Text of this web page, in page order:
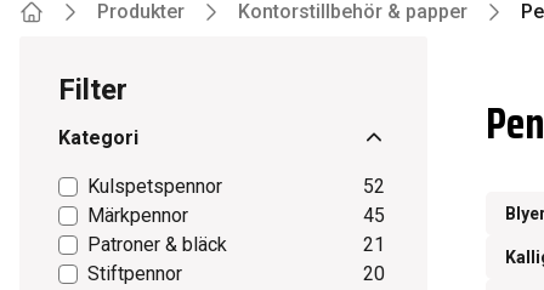
Produkter Kontorstillbehör & papper
Filter
Kategori
Kulspetspennor
52
Märkpennor
45
Patroner & bläck
21
Stiftpennor
20